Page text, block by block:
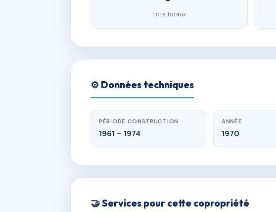
Lots totaux
⚙️ Données techniques
PÉRIODE CONSTRUCTION
1961 – 1974
ANNÉE
1970
🤝 Services pour cette copropriété